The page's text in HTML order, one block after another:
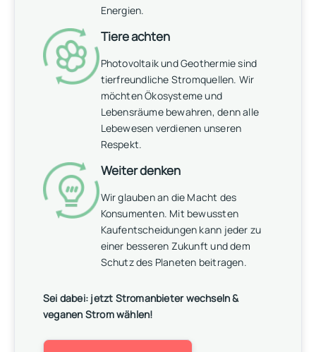
Energien.
Tiere achten
Photovoltaik und Geothermie sind
tierfreundliche Stromquellen. Wir
möchten Ökosysteme und
Lebensräume bewahren, denn alle
Lebewesen verdienen unseren
Respekt.
Weiter denken
Wir glauben an die Macht des
Konsumenten. Mit bewussten
Kaufentscheidungen kann jeder zu
einer besseren Zukunft und dem
Schutz des Planeten beitragen.
Sei dabei: jetzt Stromanbieter wechseln &
veganen Strom wählen!